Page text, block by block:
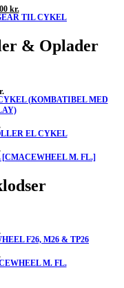
kr..
kr.Den
aktuelle
er:
480,00 kr..
TIL CYKEL
& Oplader
(KOMBATIBEL MED
EL CYKEL
M. FL.]
F26, M26 & TP26
M. FL.